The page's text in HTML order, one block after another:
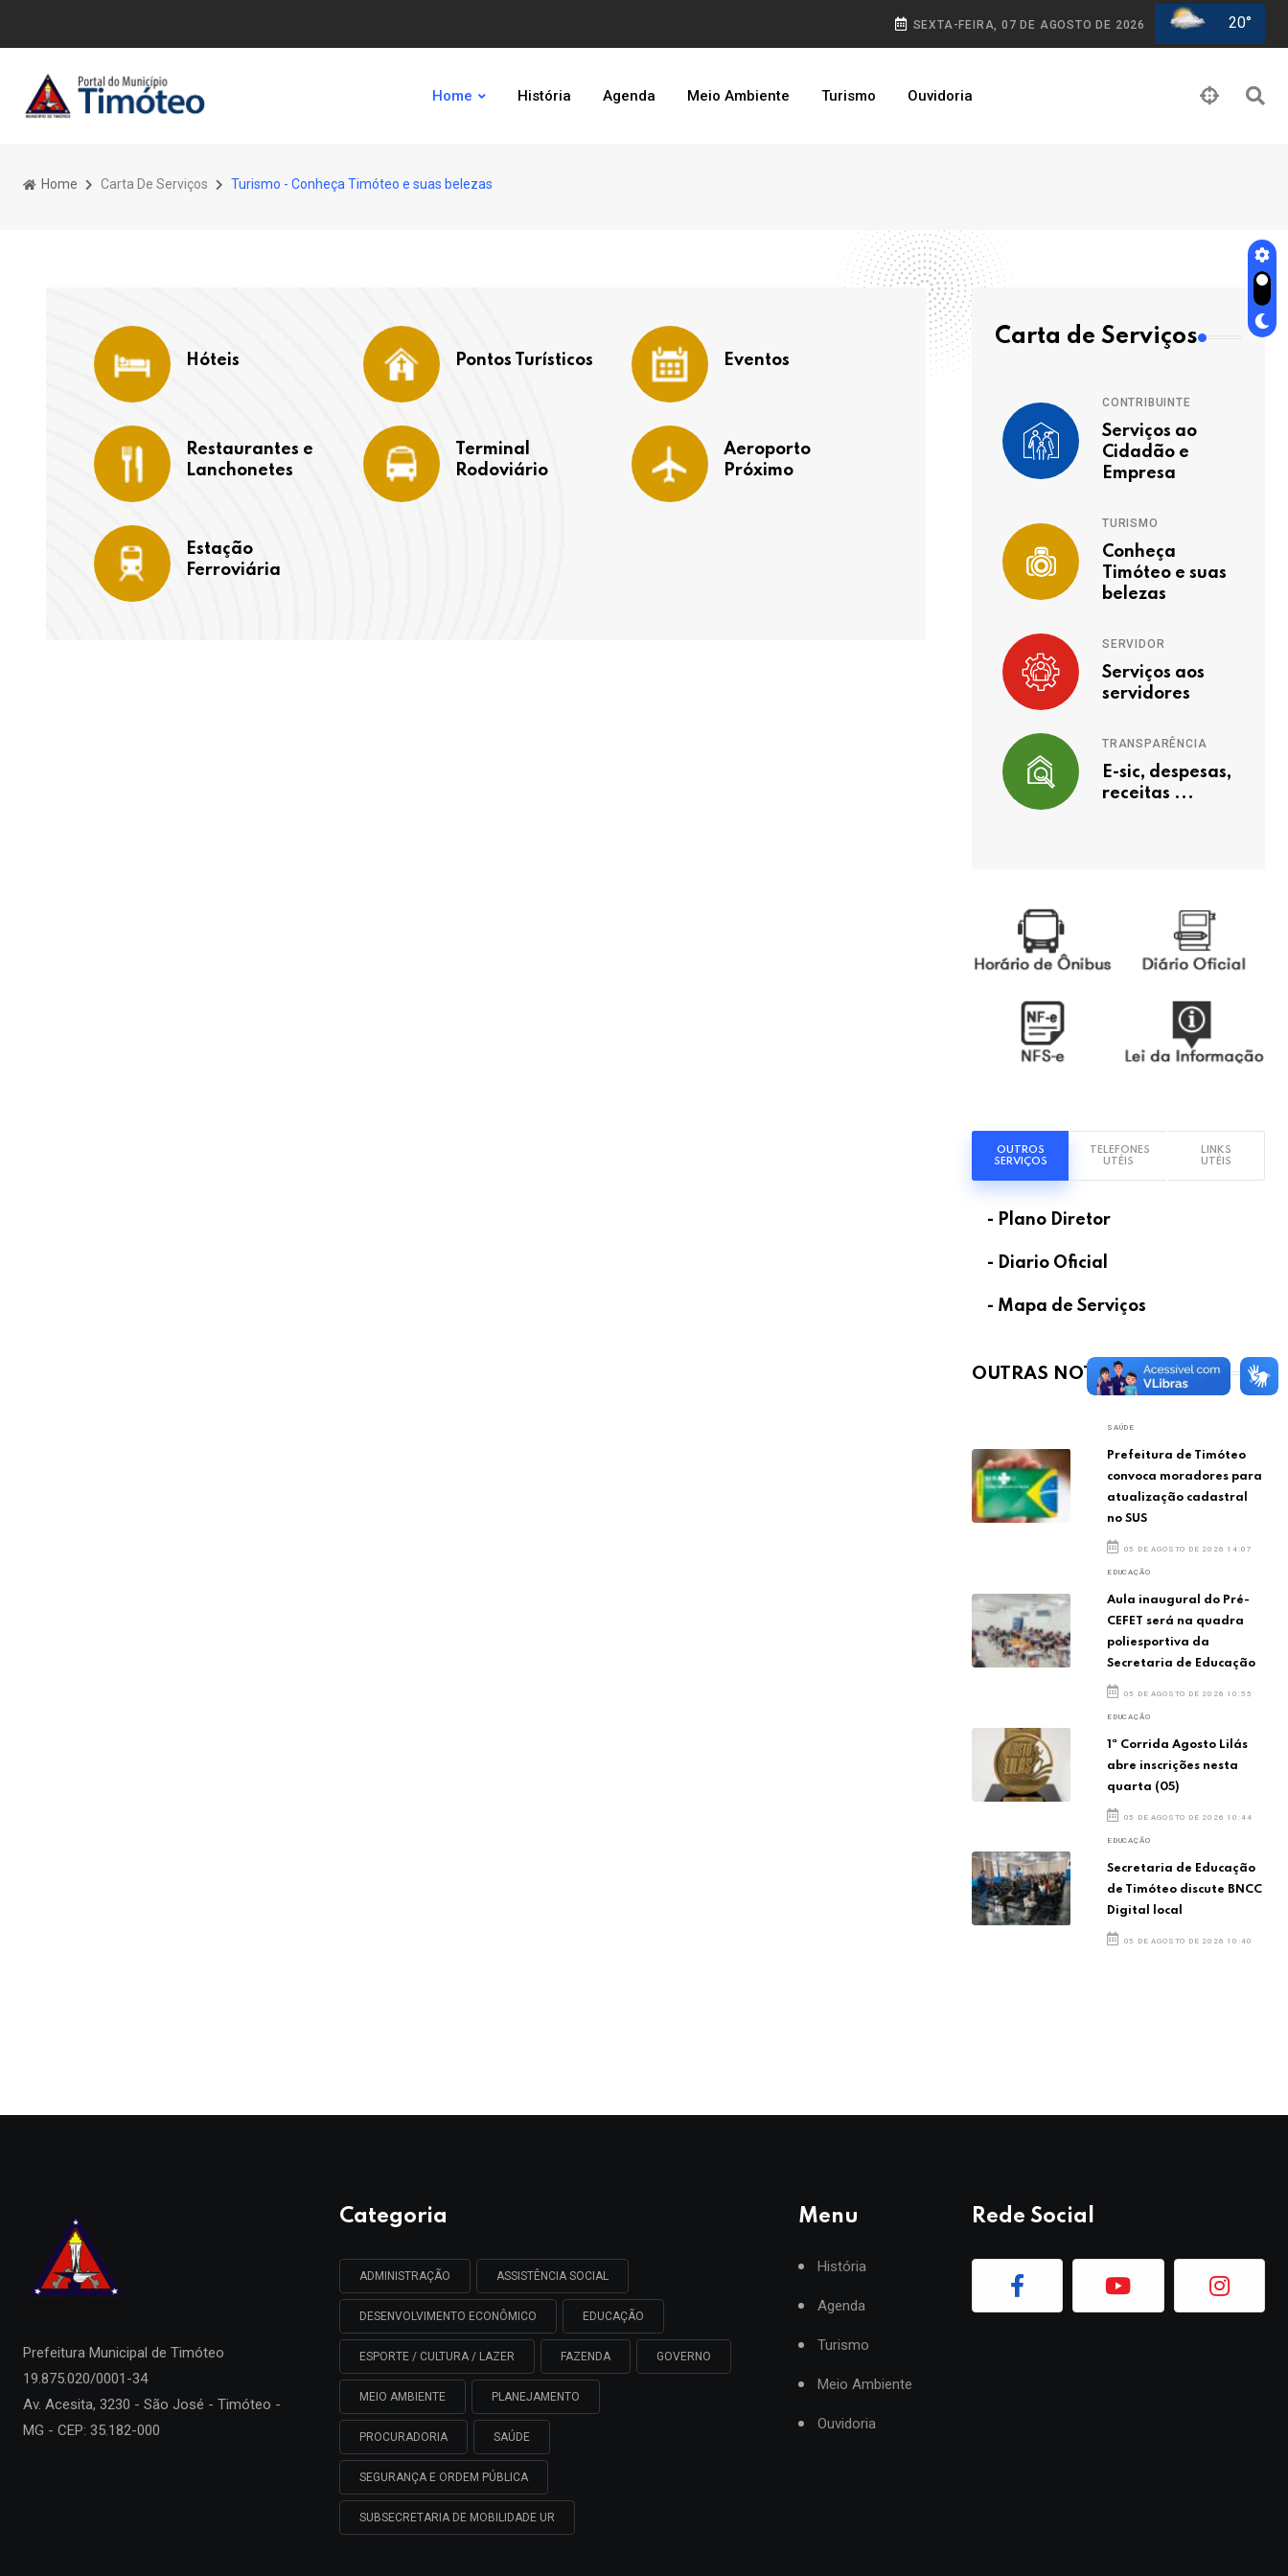
SEXTA-FEIRA, 07 DE AGOSTO DE 2026 20°
Home História Agenda Meio Ambiente Turismo Ouvidoria
Home Carta De Serviços Turismo - Conheça Timóteo e suas belezas
Hóteis Pontos Turísticos Eventos
Restaurantes e
Lanchonetes
Terminal
Rodoviário
Aeroporto
Próximo
Estação
Ferroviária
Carta de Serviços
CONTRIBUINTE
Serviços ao
Cidadão e
Empresa
TURISMO
Conheça
Timóteo e suas
belezas
SERVIDOR
Serviços aos
servidores
TRANSPARÊNCIA
E-sic, despesas,
receitas ...
OUTROS
SERVIÇOS
TELEFONES
UTÉIS
LINKS
UTÉIS
- Plano Diretor
- Diario Oficial
- Mapa de Serviços
OUTRAS NOTÍCIAS
SAÚDE
Prefeitura de Timóteo
convoca moradores para
atualização cadastral
no SUS
05 DE AGOSTO DE 2026 14:07
EDUCAÇÃO
Aula inaugural do Pré-
CEFET será na quadra
poliesportiva da
Secretaria de Educação
05 DE AGOSTO DE 2026 10:55
EDUCAÇÃO
1ª Corrida Agosto Lilás
abre inscrições nesta
quarta (05)
05 DE AGOSTO DE 2026 10:44
EDUCAÇÃO
Secretaria de Educação
de Timóteo discute BNCC
Digital local
05 DE AGOSTO DE 2026 10:40
Prefeitura Municipal de Timóteo
19.875.020/0001-34
Av. Acesita, 3230 - São José - Timóteo -
MG - CEP: 35.182-000
Categoria
ADMINISTRAÇÃO ASSISTÊNCIA SOCIAL
DESENVOLVIMENTO ECONÔMICO EDUCAÇÃO
ESPORTE / CULTURA / LAZER FAZENDA GOVERNO
MEIO AMBIENTE PLANEJAMENTO
PROCURADORIA SAÚDE
SEGURANÇA E ORDEM PÚBLICA
SUBSECRETARIA DE MOBILIDADE UR
Menu
História
Agenda
Turismo
Meio Ambiente
Ouvidoria
Rede Social